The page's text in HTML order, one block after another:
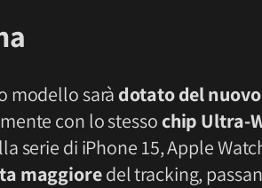
modello sarà dotato del
con lo stessochip Ultra-
serie di iPhone 15, Apple
maggioredel tracking,